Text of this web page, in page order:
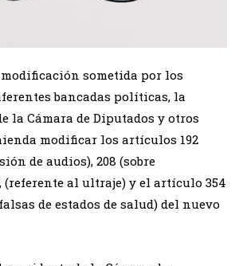
sometida por los
bancadas políticas, la
la Cámara de Diputados y otros
modificar los artículos 192
de audios), 208 (sobre
(referente al ultraje) y el artículo 354
de estados de salud) del nuevo